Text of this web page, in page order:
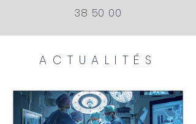
38 50 00
ACTUALITÉS